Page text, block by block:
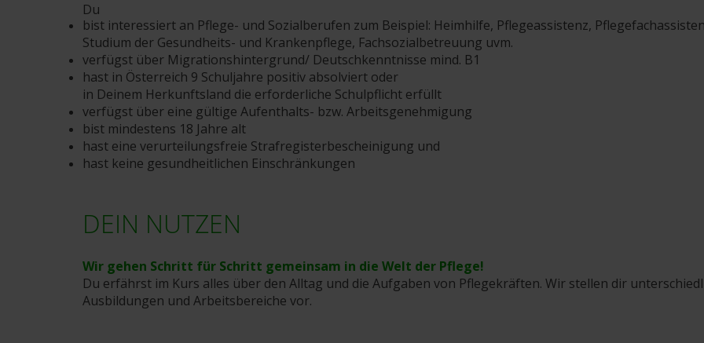
Du
bist interessiert an Pflege- und Sozialberufen zum Beispiel: Heimhilfe, Pflegeassistenz,
Studium der Gesundheits- und Krankenpflege, Fachsozialbetreuung uvm.
verfügst über Migrationshintergrund/ Deutschkenntnisse mind. B1
hast in Österreich 9 Schuljahre positiv absolviert oder
in Deinem Herkunftsland die erforderliche Schulpflicht erfüllt
verfügst über eine gültige Aufenthalts- bzw. Arbeitsgenehmigung
bist mindestens 18 Jahre alt
hast eine verurteilungsfreie Strafregisterbescheinigung und
hast keine gesundheitlichen Einschränkungen
DEIN NUTZEN
Wir gehen Schritt für Schritt gemeinsam in die Welt der Pflege!
Du erfährst im Kurs alles über den Alltag und die Aufgaben von Pflegekräften. Wir stellen dir
Ausbildungen und Arbeitsbereiche vor.